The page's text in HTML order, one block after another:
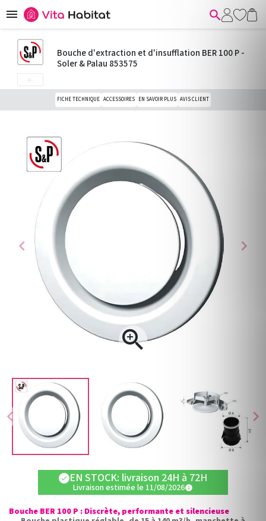
 
chevron_left chevron_right
chevron_left

chevron_right
Bouche d'extraction et d'insufflation BER 100 P -
Soler & Palau 853575
FICHE TECHNIQUE ACCESSOIRES EN SAVOIR PLUS AVIS CLIENT
check EN STOCK: livraison 24H à 72H
Livraison estimée le 11/08/2026info
Bouche BER 100 P : Discrète, performante et silencieuse